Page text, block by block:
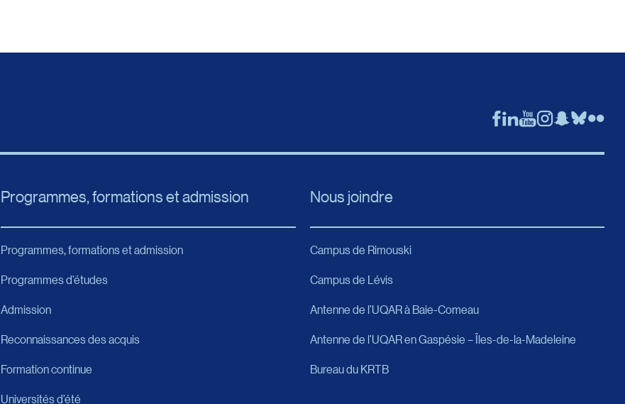
Programmes, formations et admission
Programmes, formations et admission
Programmes d’études
Admission
Reconnaissances des acquis
Formation continue
Universités d’été
Nous joindre
Campus de Rimouski
Campus de Lévis
Antenne de l’UQAR à Baie-Comeau
Antenne de l’UQAR en Gaspésie – Îles-de-la-Madeleine
Bureau du KRTB